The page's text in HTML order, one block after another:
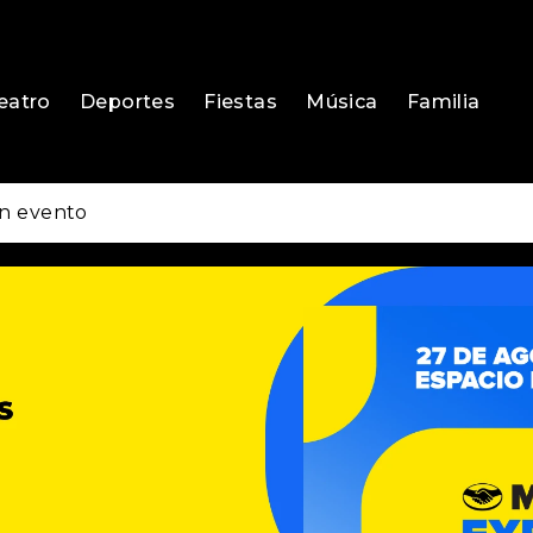
Deportes Fiestas Música Familia
evento